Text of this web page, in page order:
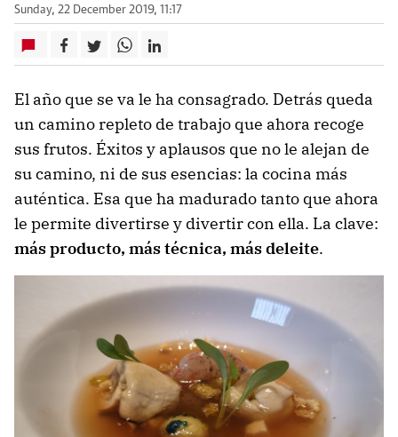
Sunday, 22 December 2019, 11:17
El año que se va le ha consagrado. Detrás queda
un camino repleto de trabajo que ahora recoge
sus frutos. Éxitos y aplausos que no le alejan de
su camino, ni de sus esencias: la cocina más
auténtica. Esa que ha madurado tanto que ahora
le permite divertirse y divertir con ella. La clave:
más producto, más técnica, más deleite.